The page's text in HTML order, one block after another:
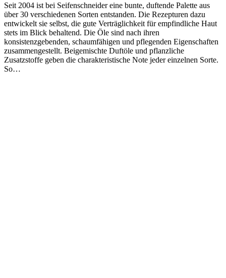
Seit 2004 ist bei Seifenschneider eine bunte, duftende Palette aus
über 30 verschiedenen Sorten entstanden. Die Rezepturen dazu
entwickelt sie selbst, die gute Verträglichkeit für empfindliche Haut
stets im Blick behaltend. Die Öle sind nach ihren
konsistenzgebenden, schaumfähigen und pflegenden Eigenschaften
zusammengestellt. Beigemischte Duftöle und pflanzliche
Zusatzstoffe geben die charakteristische Note jeder einzelnen Sorte.
So…